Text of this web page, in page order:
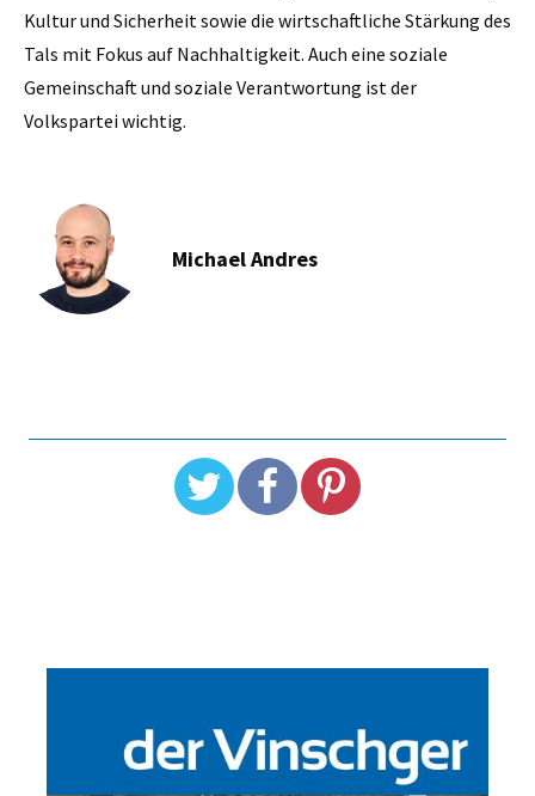
Kultur und Sicherheit sowie die wirtschaftliche Stärkung des
Tals mit Fokus auf Nachhaltigkeit. Auch eine soziale
Gemeinschaft und soziale Verantwortung ist der
Volkspartei wichtig.
Michael Andres